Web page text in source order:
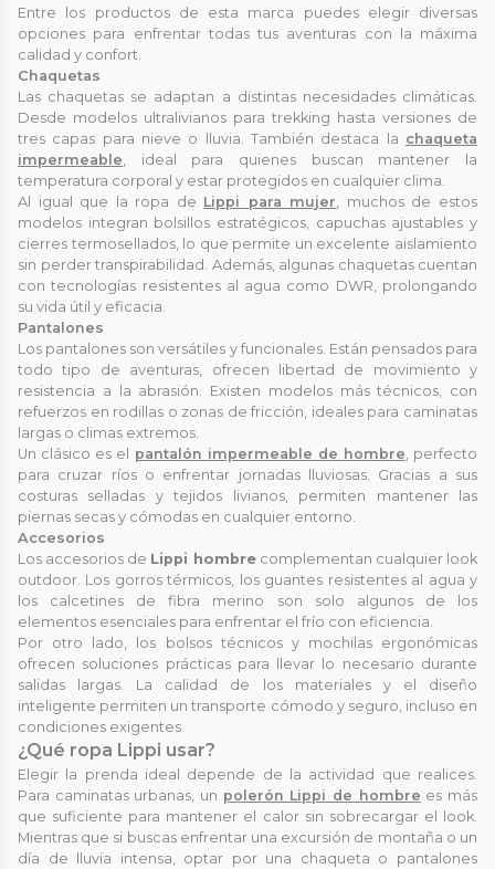
Entre los productos de esta marca puedes elegir diversas
opciones para enfrentar todas tus aventuras con la máxima
calidad y confort.
Chaquetas
Las chaquetas se adaptan a distintas necesidades climáticas.
Desde modelos ultralivianos para trekking hasta versiones de
tres capas para nieve o lluvia. También destaca la chaqueta
impermeable , ideal para quienes buscan mantener la
temperatura corporal y estar protegidos en cualquier clima.
Al igual que la ropa de Lippi para mujer , muchos de estos
modelos integran bolsillos estratégicos, capuchas ajustables y
cierres termosellados, lo que permite un excelente aislamiento
sin perder transpirabilidad. Además, algunas chaquetas cuentan
con tecnologías resistentes al agua como DWR, prolongando
su vida útil y eficacia.
Pantalones
Los pantalones son versátiles y funcionales. Están pensados para
todo tipo de aventuras, ofrecen libertad de movimiento y
resistencia a la abrasión. Existen modelos más técnicos, con
refuerzos en rodillas o zonas de fricción, ideales para caminatas
largas o climas extremos.
Un clásico es el pantalón impermeable de hombre , perfecto
para cruzar ríos o enfrentar jornadas lluviosas. Gracias a sus
costuras selladas y tejidos livianos, permiten mantener las
piernas secas y cómodas en cualquier entorno.
Accesorios
Los accesorios de Lippi hombrecomplementan cualquier look
outdoor. Los gorros térmicos, los guantes resistentes al agua y
los calcetines de fibra merino son solo algunos de los
elementos esenciales para enfrentar el frío con eficiencia.
Por otro lado, los bolsos técnicos y mochilas ergonómicas
ofrecen soluciones prácticas para llevar lo necesario durante
salidas largas. La calidad de los materiales y el diseño
inteligente permiten un transporte cómodo y seguro, incluso en
condiciones exigentes.
¿Qué ropa Lippi usar?
Elegir la prenda ideal depende de la actividad que realices.
Para caminatas urbanas, un polerón Lippi de hombre es más
que suficiente para mantener el calor sin sobrecargar el look.
Mientras que si buscas enfrentar una excursión de montaña o un
día de lluvia intensa, optar por una chaqueta o pantalones